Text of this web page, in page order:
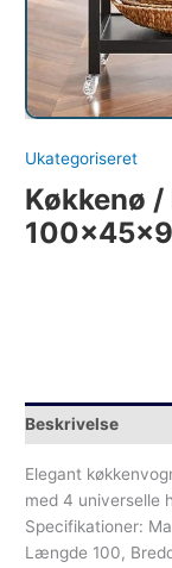
Ukategoriseret
Køkkenø /
Beskrivelse
Elegant
med 4 universelle
Specifikationer:
Længde 100,